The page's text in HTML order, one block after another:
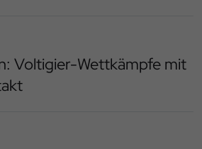
Voltigier-Wettkämpfe mit